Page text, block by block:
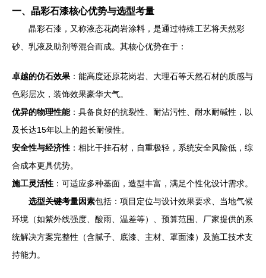
一、晶彩石漆核心优势与选型考量
晶彩石漆，又称液态花岗岩涂料，是通过特殊工艺将天然彩
砂、乳液及助剂等混合而成。其核心优势在于：
卓越的仿石效果 ：能高度还原花岗岩、大理石等天然石材的质感与
色彩层次，装饰效果豪华大气。
优异的物理性能：具备良好的抗裂性、耐沾污性、耐水耐碱性，以
及长达15年以上的超长耐候性。
安全性与经济性 ：相比干挂石材，自重极轻，系统安全风险低，综
合成本更具优势。
施工灵活性 ：可适应多种基面，造型丰富，满足个性化设计需求。
选型关键考量因素包括：项目定位与设计效果要求、当地气候
环境（如紫外线强度、酸雨、温差等）、预算范围、厂家提供的系
统解决方案完整性（含腻子、底漆、主材、罩面漆）及施工技术支
持能力。